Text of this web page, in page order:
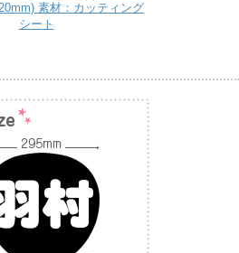
素材：カッティング
シート